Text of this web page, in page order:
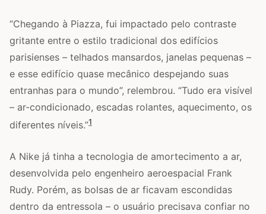
“Chegando à Piazza, fui impactado pelo contraste
gritante entre o estilo tradicional dos edifícios
parisienses – telhados mansardos, janelas pequenas –
e esse edifício quase mecânico despejando suas
entranhas para o mundo”, relembrou. “Tudo era visível
– ar-condicionado, escadas rolantes, aquecimento, os
diferentes níveis.”1
A Nike já tinha a tecnologia de amortecimento a ar,
desenvolvida pelo engenheiro aeroespacial Frank
Rudy. Porém, as bolsas de ar ficavam escondidas
dentro da entressola – o usuário precisava confiar no